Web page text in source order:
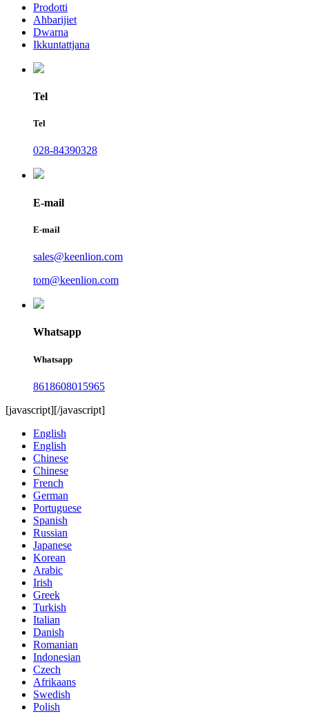
Prodotti
Aħbarijiet
Dwarna
Ikkuntattjana
Tel
Tel
028-84390328
E-mail
E-mail
sales@keenlion.com
tom@keenlion.com
Whatsapp
Whatsapp
8618608015965
[javascript][/javascript]
English
English
Chinese
Chinese
French
German
Portuguese
Spanish
Russian
Japanese
Korean
Arabic
Irish
Greek
Turkish
Italian
Danish
Romanian
Indonesian
Czech
Afrikaans
Swedish
Polish